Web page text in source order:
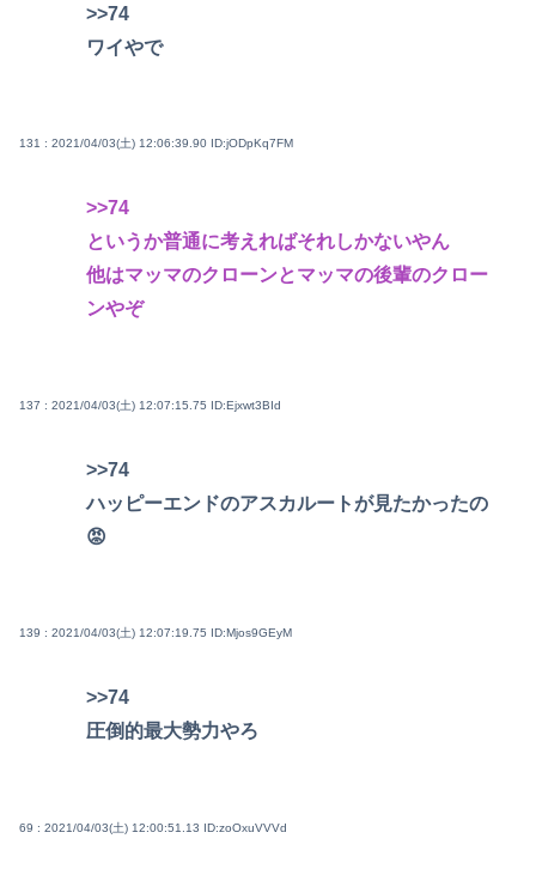
>>74
ワイやで
131 : 2021/04/03(土) 12:06:39.90 ID:jODpKq7FM
>>74
というか普通に考えればそれしかないやん
他はマッマのクローンとマッマの後輩のクロー
ンやぞ
137 : 2021/04/03(土) 12:07:15.75 ID:Ejxwt3BId
>>74
ハッピーエンドのアスカルートが見たかったの
😡
139 : 2021/04/03(土) 12:07:19.75 ID:Mjos9GEyM
>>74
圧倒的最大勢力やろ
69 : 2021/04/03(土) 12:00:51.13 ID:zoOxuVVVd